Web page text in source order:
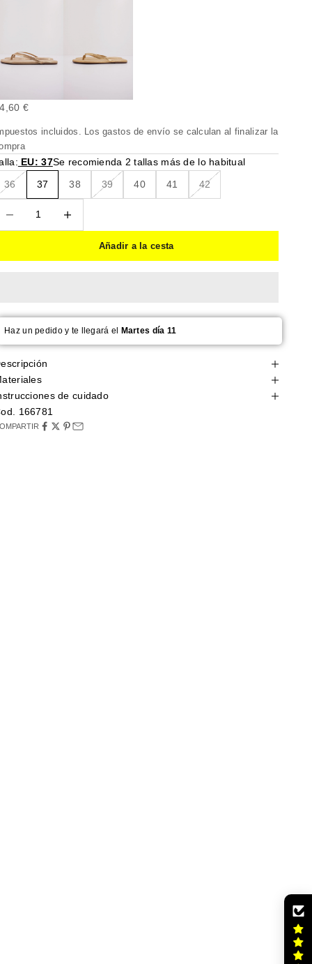
de oferta
€
incluidos. Losgastos de envío se calculan al finalizar la
EU: 37Se recomienda 2 tallas más de lo habitual
36 37 38 39 40 41 42
Añadir a la cesta
Haz un pedido y te llegará el Martes día 11
de cuidado
166781